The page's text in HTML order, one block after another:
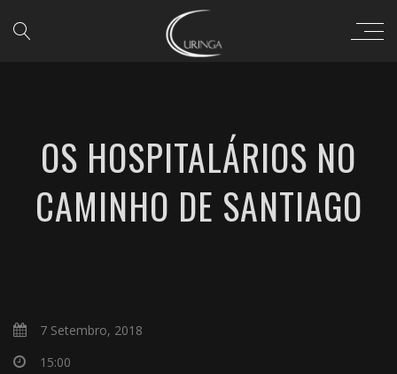
OS HOSPITALÁRIOS NO
CAMINHO DE SANTIAGO
7 Setembro, 2018
15:00